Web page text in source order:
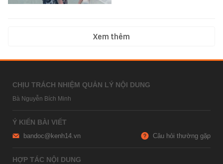
Xem thêm
CHỊU TRÁCH NHIỆM QUẢN LÝ NỘI DUNG
Bà Nguyễn Bích Minh
Ý KIẾN BÀI VIẾT
bandoc@kenh14.vn Câu hỏi thường gặp
HỢP TÁC NỘI DUNG